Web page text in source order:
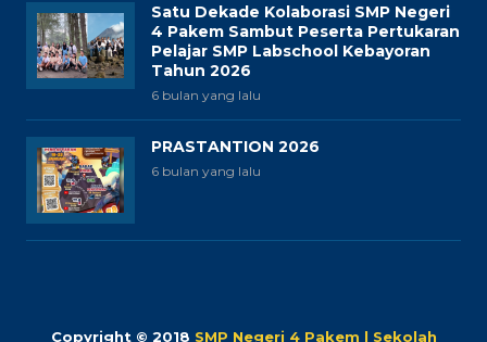
Satu Dekade Kolaborasi SMP Negeri
4 Pakem Sambut Peserta Pertukaran
Pelajar SMP Labschool Kebayoran
Tahun 2026
6 bulan yang lalu
PRASTANTION 2026
6 bulan yang lalu
Copyright © 2018 SMP Negeri 4 Pakem | Sekolah